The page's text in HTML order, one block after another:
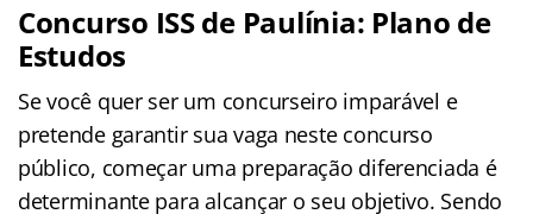
Concurso ISS de Paulínia: Plano de
Estudos
Se você quer ser um concurseiro imparável e
pretende garantir sua vaga neste concurso
público, começar uma preparação diferenciada é
determinante para alcançar o seu objetivo. Sendo